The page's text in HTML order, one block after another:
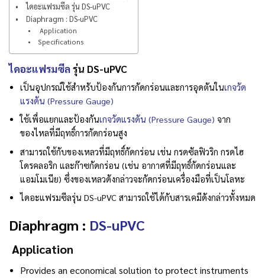
ไดอะแฟรมซีล รุ่น DS-uPVC
Diaphragm : DS-uPVC
Application
Specifications
ไดอะแฟรมซีลรุ่น DS-uPVC
เป็นอุปกรณ์ใช้สำหรับป้องกันการกัดกร่อนและการอุดตันในเกจวัด
แรงดัน (Pressure Gauge)
ใช้เพื่อแยกและป้องกันเกจวัดแรงดัน (Pressure Gauge) จาก
ของไหลที่มีฤทธิ์การกัดกร่อนสูง
สามารถใช้กับของเหลวที่มีฤทธิ์กัดกร่อน เช่น กรดซัลฟิวริก กรดไฮ
โดรคลอริก และก๊าซกัดกร่อน (เช่น อากาศที่มีฤทธิ์กัดกร่อนและ
แอมโมเนีย) ซึ่งของเหลวดังกล่าวจะกัดกร่อนเครื่องมือที่เป็นโลหะ
ไดอะแฟรมซีลรุ่น DS-uPVC สามารถใช้ได้กับสารเคมีดังกล่าวทั้งหมด
Diaphragm : DS-uPVC
Application
Provides an economical solution to protect instruments